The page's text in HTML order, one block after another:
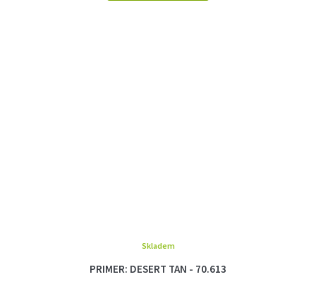
PRIMER: DESERT TAN - 70.613
Skladem